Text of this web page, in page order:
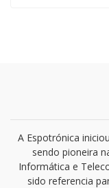
A Espotrónica
sendo pioneira
Informática e
sido referencia